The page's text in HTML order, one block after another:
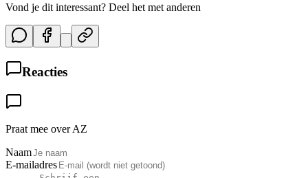
Vond je dit interessant? Deel het met anderen
Reacties
Praat mee over AZ
Naam
E-mailadres